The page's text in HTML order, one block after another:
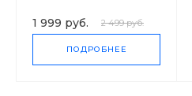
1 999 руб.
2 499 руб.
ПОДРОБНЕЕ